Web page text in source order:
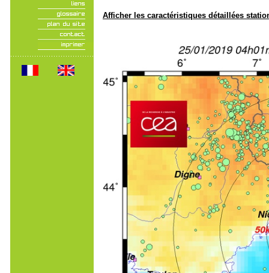
Afficher les caractéristiques détaillées